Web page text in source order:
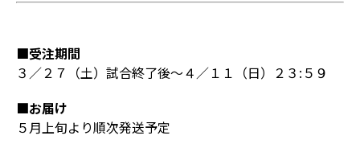
■受注期間
３／２７（土）試合終了後～４／１１（日）２３:５９
■お届け
５月上旬より順次発送予定